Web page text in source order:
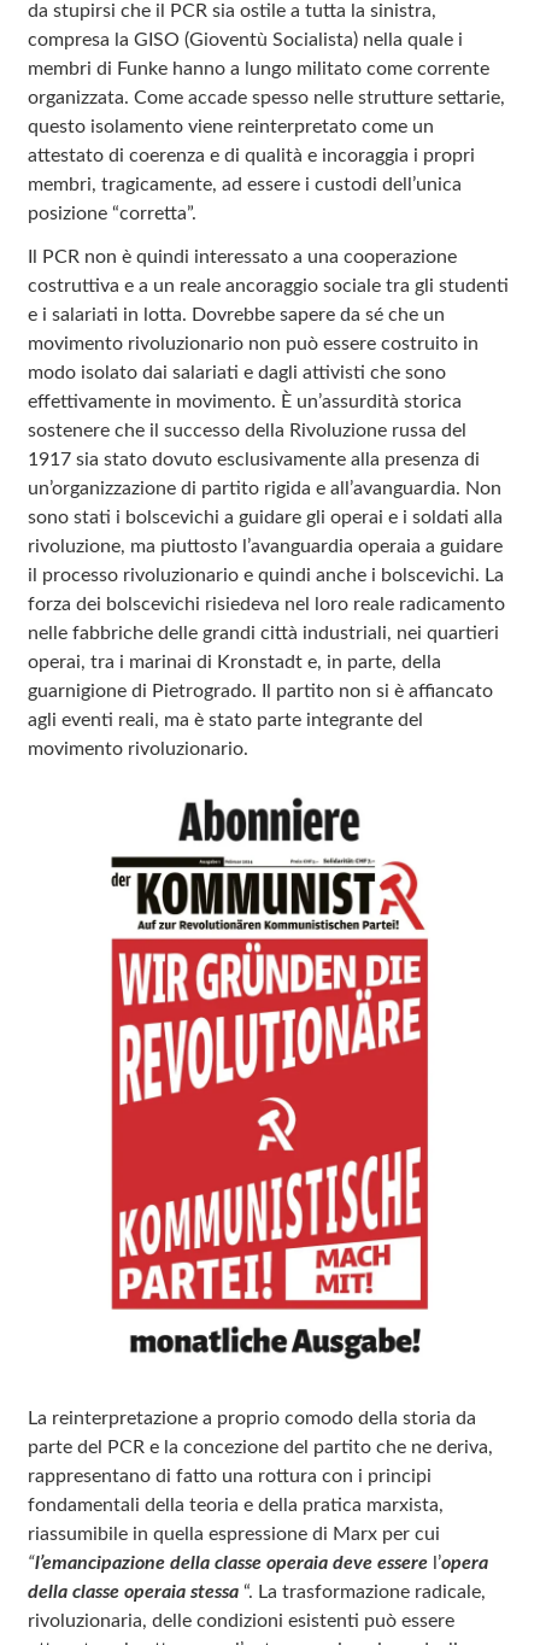
da stupirsi che il PCR sia ostile a tutta la sinistra,
compresa la GISO (Gioventù Socialista) nella quale i
membri di Funke hanno a lungo militato come corrente
organizzata. Come accade spesso nelle strutture settarie,
questo isolamento viene reinterpretato come un
attestato di coerenza e di qualità e incoraggia i propri
membri, tragicamente, ad essere i custodi dell’unica
posizione “corretta”.
Il PCR non è quindi interessato a una cooperazione
costruttiva e a un reale ancoraggio sociale tra gli studenti
e i salariati in lotta. Dovrebbe sapere da sé che un
movimento rivoluzionario non può essere costruito in
modo isolato dai salariati e dagli attivisti che sono
effettivamente in movimento. È un’assurdità storica
sostenere che il successo della Rivoluzione russa del
1917 sia stato dovuto esclusivamente alla presenza di
un’organizzazione di partito rigida e all’avanguardia. Non
sono stati i bolscevichi a guidare gli operai e i soldati alla
rivoluzione, ma piuttosto l’avanguardia operaia a guidare
il processo rivoluzionario e quindi anche i bolscevichi. La
forza dei bolscevichi risiedeva nel loro reale radicamento
nelle fabbriche delle grandi città industriali, nei quartieri
operai, tra i marinai di Kronstadt e, in parte, della
guarnigione di Pietrogrado. Il partito non si è affiancato
agli eventi reali, ma è stato parte integrante del
movimento rivoluzionario.
La reinterpretazione a proprio comodo della storia da
parte del PCR e la concezione del partito che ne deriva,
rappresentano di fatto una rottura con i principi
fondamentali della teoria e della pratica marxista,
riassumibile in quella espressione di Marx per cui
“l’emancipazione della classe operaia deve esserel’opera
della classe operaia stessa“. La trasformazione radicale,
rivoluzionaria, delle condizioni esistenti può essere